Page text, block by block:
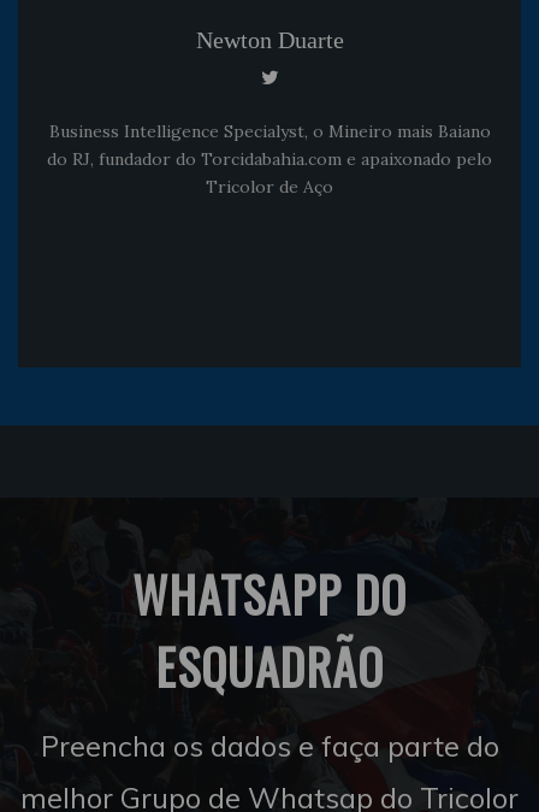
Newton Duarte
Business Intelligence Specialyst, o Mineiro mais Baiano
do RJ, fundador do Torcidabahia.com e apaixonado pelo
Tricolor de Aço
WHATSAPP DO
ESQUADRÃO
Preencha os dados e faça parte do
melhor Grupo de Whatsap do Tricolor